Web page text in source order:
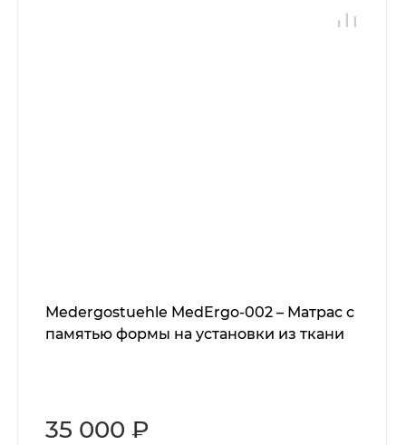
Мedergostuehle MedErgo-002 – Матрас с
памятью формы на установки из ткани
35 000 ₽